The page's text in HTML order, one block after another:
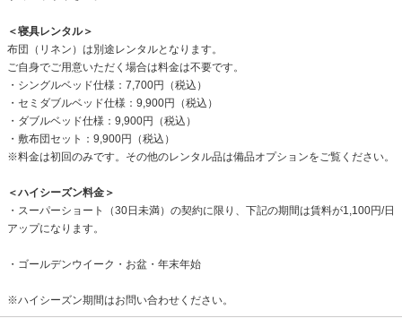
＜寝具レンタル＞
布団（リネン）は別途レンタルとなります。
ご自身でご用意いただく場合は料金は不要です。
・シングルベッド仕様：7,700円（税込）
・セミダブルベッド仕様：9,900円（税込）
・ダブルベッド仕様：9,900円（税込）
・敷布団セット：9,900円（税込）
※料金は初回のみです。その他のレンタル品は備品オプションをご覧ください。
＜ハイシーズン料金＞
・スーパーショート（30日未満）の契約に限り、下記の期間は賃料が1,100円/日
アップになります。
・ゴールデンウイーク・お盆・年末年始
※ハイシーズン期間はお問い合わせください。